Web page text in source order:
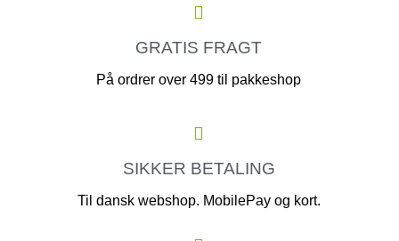
GRATIS FRAGT
På ordrer over 499 til pakkeshop
SIKKER BETALING
Til dansk webshop. MobilePay og kort.